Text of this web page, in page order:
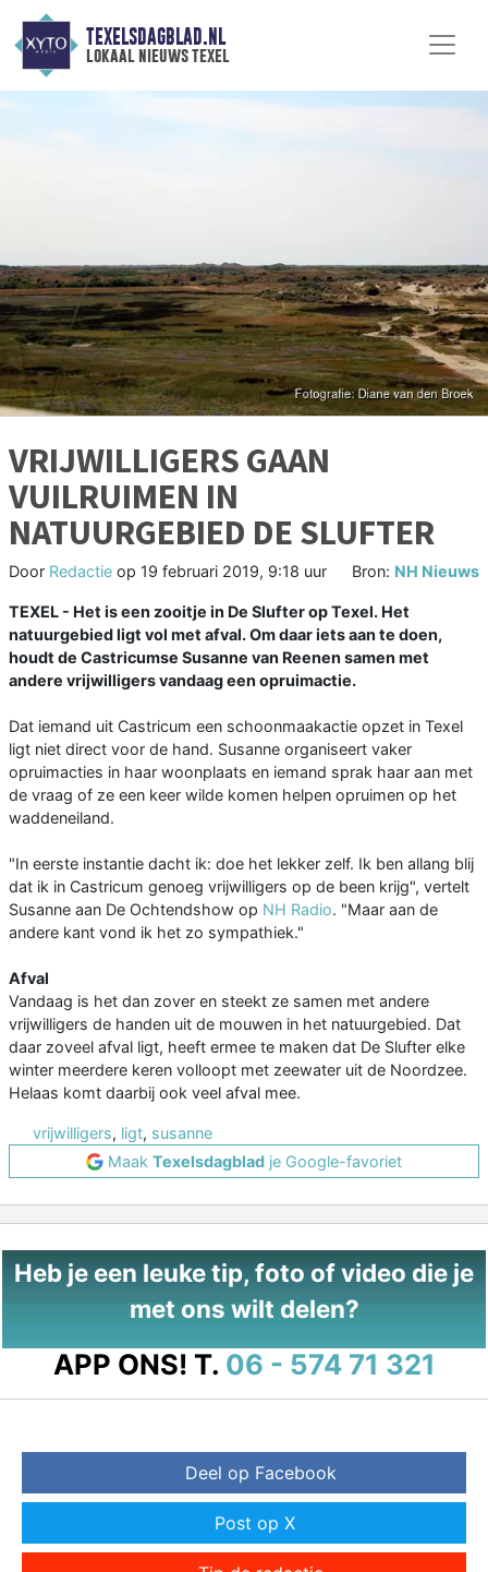
TEXELSDAGBLAD.NL
lokaal nieuws texel
VRIJWILLIGERS GAAN
VUILRUIMEN IN
NATUURGEBIED DE SLUFTER
Door Redactie op 19 februari 2019, 9:18 uur Bron: NH Nieuws
TEXEL - Het is een zooitje in De Slufter op Texel. Het
natuurgebied ligt vol met afval. Om daar iets aan te doen,
houdt de Castricumse Susanne van Reenen samen met
andere vrijwilligers vandaag een opruimactie.
Dat iemand uit Castricum een schoonmaakactie opzet in Texel
ligt niet direct voor de hand. Susanne organiseert vaker
opruimacties in haar woonplaats en iemand sprak haar aan met
de vraag of ze een keer wilde komen helpen opruimen op het
waddeneiland.
"In eerste instantie dacht ik: doe het lekker zelf. Ik ben allang blij
dat ik in Castricum genoeg vrijwilligers op de been krijg", vertelt
Susanne aan De Ochtendshow op NH Radio. "Maar aan de
andere kant vond ik het zo sympathiek."
Afval
Vandaag is het dan zover en steekt ze samen met andere
vrijwilligers de handen uit de mouwen in het natuurgebied. Dat
daar zoveel afval ligt, heeft ermee te maken dat De Slufter elke
winter meerdere keren volloopt met zeewater uit de Noordzee.
Helaas komt daarbij ook veel afval mee.
vrijwilligers, ligt, susanne
Maak Texelsdagblad je Google-favoriet
Heb je een leuke tip, foto of video die je
met ons wilt delen?
APP ONS! T. 06 - 574 71 321
Deel op Facebook
Post op X